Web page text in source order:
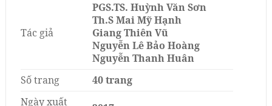
Tác giả
PGS.TS. Huỳnh Văn Sơn
Th.S Mai Mỹ Hạnh
Giang Thiên Vũ
Nguyễn Lê Bảo Hoàng
Nguyễn Thanh Huân
Số trang
40 trang
Ngày xuất